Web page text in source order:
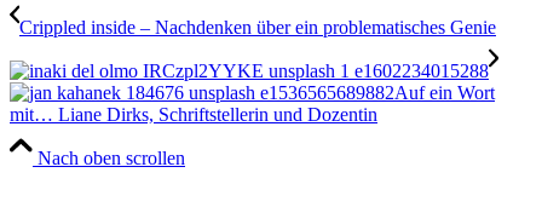
Crippled inside – Nachdenken über ein problematisches Genie
Auf ein Wort
mit… Liane Dirks, Schriftstellerin und Dozentin
Nach oben scrollen